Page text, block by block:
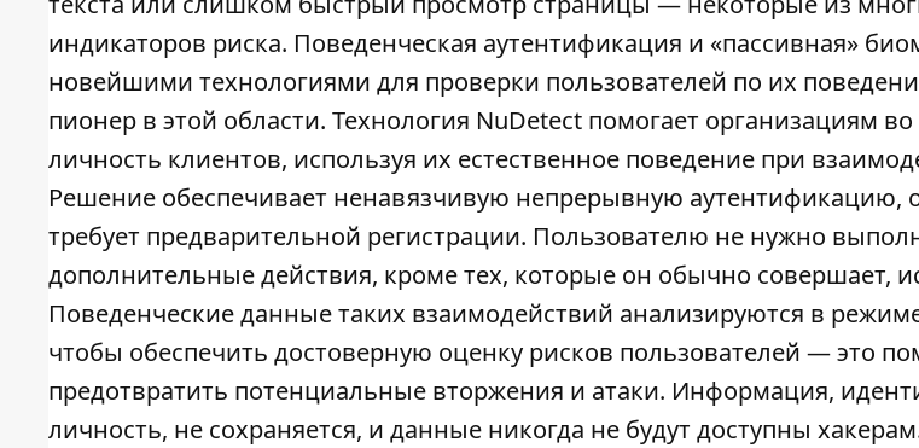
индикаторов риска. Поведенческая аутентификация и «пассивная»
новейшими технологиями для проверки пользователей по их
пионер в этой области. Технология NuDetect помогает организациям
личность клиентов, используя их естественное поведение при
Решение обеспечивает ненавязчивую непрерывную аутентификацию,
требует предварительной регистрации. Пользователю не нужно
дополнительные действия, кроме тех, которые он обычно совершает,
Поведенческие данные таких взаимодействий анализируются в
чтобы обеспечить достоверную оценку рисков пользователей — это
предотвратить потенциальные вторжения и атаки. Информация,
личность, не сохраняется, и данные никогда не будут доступны